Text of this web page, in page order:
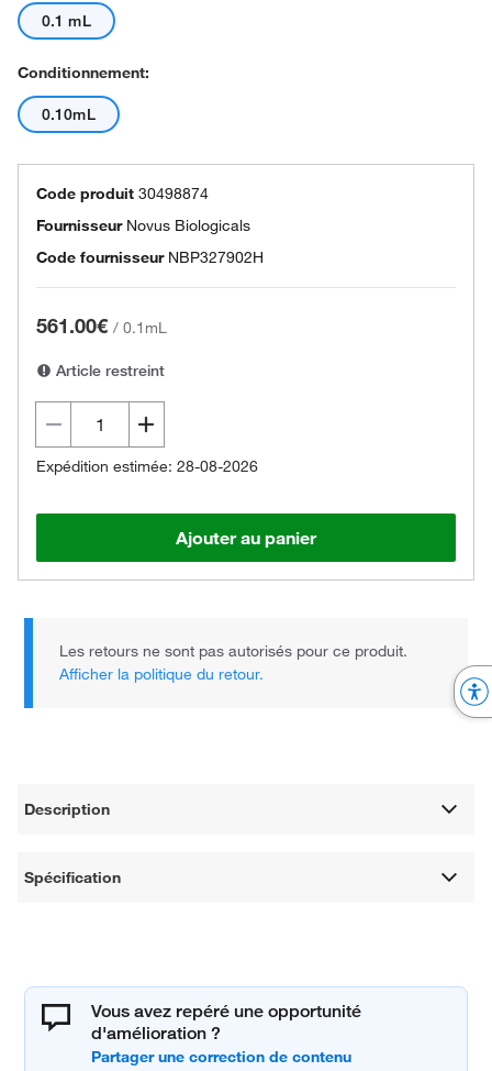
0.1 mL
Conditionnement:
0.10mL
Code produit 30498874
Fournisseur Novus Biologicals
Code fournisseur NBP327902H
561.00€ / 0.1mL
Article restreint
Expédition estimée: 28-08-2026
Ajouter au panier
Les retours ne sont pas autorisés pour ce produit.
Afficher la politique du retour.
Description
Spécification
Vous avez repéré une opportunité
d'amélioration ?